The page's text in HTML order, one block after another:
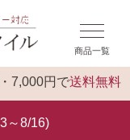
商品一覧
・7,000円で送料無料
～8/16)
閉じる